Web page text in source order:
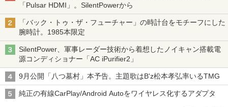
「Pulsar HDMI」。SilentPowerから
「バック・トゥ・ザ・フューチャー」の時計台をモチーフにした
腕時計。1985本限定
SilentPower、軍事レーダー技術から着想したノイキャン搭載電
源コンディショナー「AC iPurifier2」
9月公開「八つ墓村」本予告。主題歌はB'z松本孝弘率いるTMG
純正の有線CarPlay/Android Autoをワイヤレス化するアダプタ